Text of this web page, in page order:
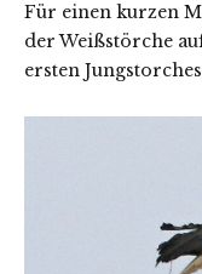
Für einen kurzen
der Weißstörche
ersten